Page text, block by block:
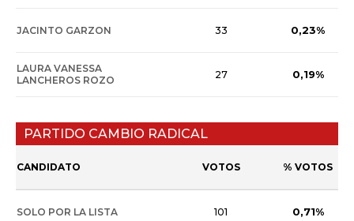
JACINTO GARZON 33 0,23%
LAURA VANESSA
LANCHEROS ROZO
27 0,19%
PARTIDO CAMBIO RADICAL
CANDIDATO VOTOS % VOTOS
SOLO POR LA LISTA 101 0,71%